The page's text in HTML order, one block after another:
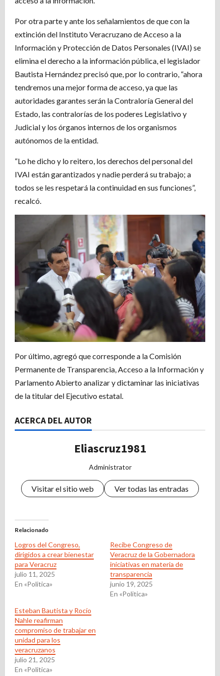
Por otra parte y ante los señalamientos de que con la
extinción del Instituto Veracruzano de Acceso a la
Información y Protección de Datos Personales (IVAI) se
elimina el derecho a la información pública, el legislador
Bautista Hernández precisó que, por lo contrario, “ahora
tendremos una mejor forma de acceso, ya que las
autoridades garantes serán la Contraloría General del
Estado, las contralorías de los poderes Legislativo y
Judicial y los órganos internos de los organismos
autónomos de la entidad.
“Lo he dicho y lo reitero, los derechos del personal del
IVAI están garantizados y nadie perderá su trabajo; a
todos se les respetará la continuidad en sus funciones”,
recalcó.
Por último, agregó que corresponde a la Comisión
Permanente de Transparencia, Acceso a la Información y
Parlamento Abierto analizar y dictaminar las iniciativas
de la titular del Ejecutivo estatal.
ACERCA DEL AUTOR
Eliascruz1981
Administrator
Visitar el sitio web Ver todas las entradas
Relacionado
Logros del Congreso,
dirigidos a crear bienestar
para Veracruz
julio 11, 2025
En «Politica»
Recibe Congreso de
Veracruz de la Gobernadora
iniciativas en materia de
transparencia
junio 19, 2025
En «Politica»
Esteban Bautista y Rocío
Nahle reafirman
compromiso de trabajar en
unidad para los
veracruzanos
julio 21, 2025
En «Politica»